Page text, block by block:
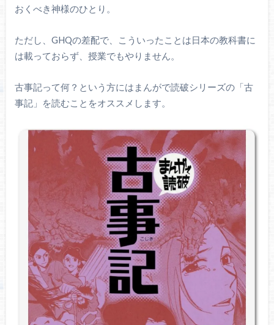
おくべき神様のひとり。
ただし、GHQの差配で、こういったことは日本の教科書に
は載っておらず、授業でもやりません。
古事記って何？という方にはまんがで読破シリーズの「古
事記」を読むことをオススメします。